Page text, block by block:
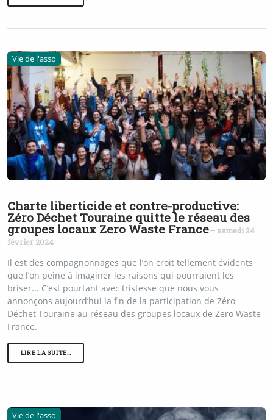
Vie de l'asso
Charte liberticide et contre-productive:
Zéro Déchet Touraine quitte le réseau des
groupes locaux Zero Waste France— samedi 24
février 2024
Il est des compagnonnages que l’on croit tellement évidents
que l’on peine à imaginer les raisons qui pourraient les
briser... C’est pourtant avec tristesse que nous vous
annonçons aujourd’hui la fin de la participation de Zéro
Déchet Touraine au réseau des groupes locaux de Zero Waste
France.
LIRE LA SUITE…
Vie de l'asso